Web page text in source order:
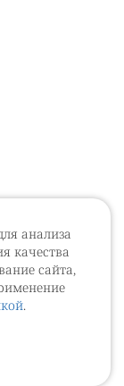
анализа
качества
сайта,
.